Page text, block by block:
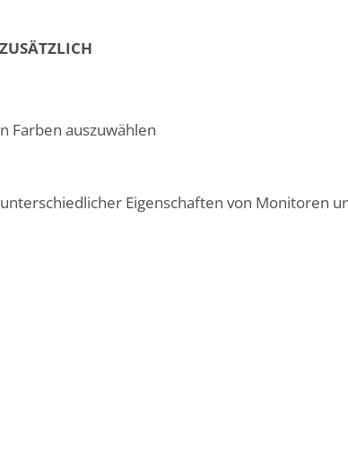
ZUSÄTZLICH
Farben auszuwählen
Eigenschaften von Monitoren